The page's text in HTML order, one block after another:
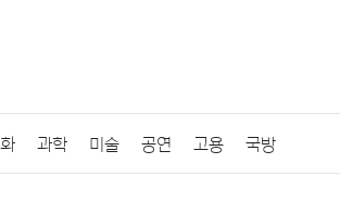
과학 미술 공연 고용 국방